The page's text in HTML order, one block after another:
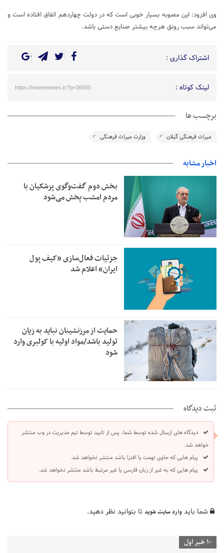
وی افزود: این مصوبه بسیار خوبی است که در دولت چهاردهم اتفاق افتاده است و
می‌تواند سبب رونق هرچه بیشتر صنایع دستی باشد.
اشتراک گذاری :
لینک کوتاه : https://moeennews.ir/?p=36655
برچسب ها
میراث فرهنگی گیلان وزارت میراث فرهنگی
اخبار مشابه
بخش دوم گفت‌وگوی پزشکیان با
مردم امشب پخش می‌شود
جزئیات فعال‌سازی «کیف پول
ایران» اعلام شد
حمایت از مرزنشینان نباید به زیان
تولید باشد/مواد اولیه با کولبری وارد
شود
ثبت دیدگاه
دیدگاه های ارسال شده توسط شما، پس از تایید توسط تیم مدیریت در وب منتشر
خواهد شد.
پیام هایی که حاوی تهمت یا افترا باشد منتشر نخواهد شد.
پیام هایی که به غیر از زبان فارسی یا غیر مرتبط باشد منتشر نخواهد شد.
شما باید وارد سایت شوید تا بتوانید نظر دهید.
10 خبر اول